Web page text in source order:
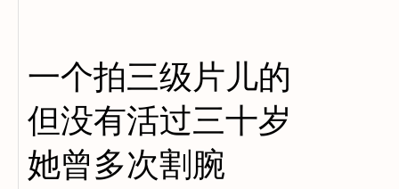
一个拍三级片儿的
但没有活过三十岁
她曾多次割腕